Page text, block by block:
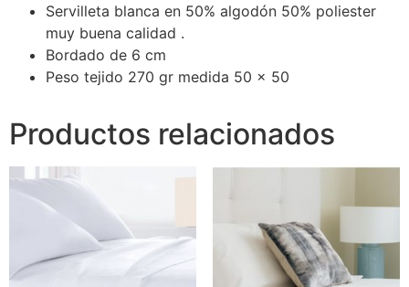
Servilleta blanca en 50% algodón 50% poliester
muy buena calidad .
Bordado de 6 cm
Peso tejido 270 gr medida 50 x 50
Productos relacionados